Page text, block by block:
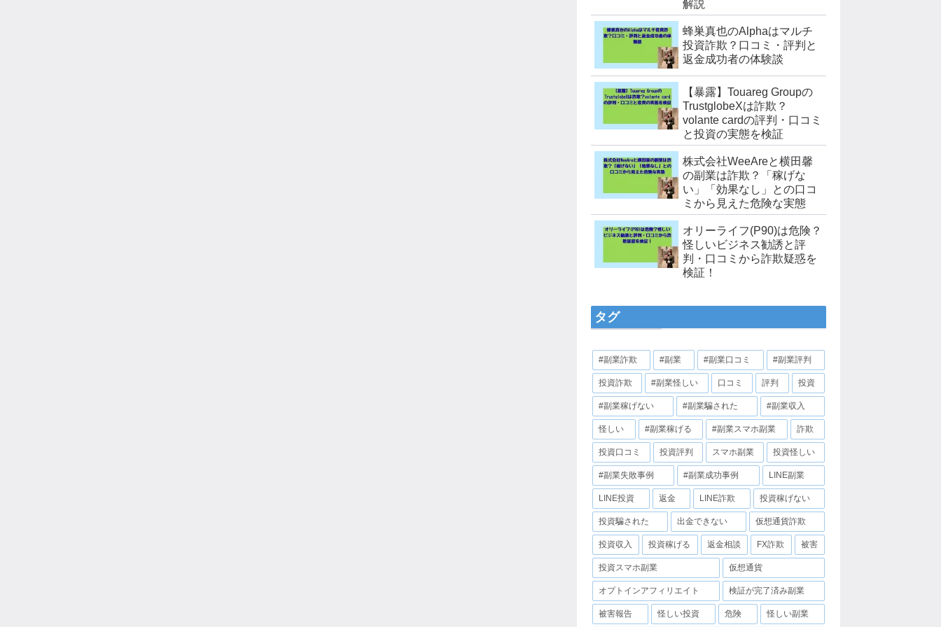
解説
蜂巣真也のAlphaはマルチ
投資詐欺？口コミ・評判と
返金成功者の体験談
【暴露】Touareg Groupの
TrustglobeXは詐欺？
volante cardの評判・口コミ
と投資の実態を検証
株式会社WeeAreと横田馨
の副業は詐欺？「稼げな
い」「効果なし」との口コ
ミから見えた危険な実態
オリーライフ(P90)は危険？
怪しいビジネス勧誘と評
判・口コミから詐欺疑惑を
検証！
タグ
#副業詐欺 #副業 #副業口コミ #副業評判
投資詐欺 #副業怪しい 口コミ 評判 投資
#副業稼げない #副業騙された #副業収入
怪しい #副業稼げる #副業スマホ副業 詐欺
投資口コミ 投資評判 スマホ副業 投資怪しい
#副業失敗事例 #副業成功事例 LINE副業
LINE投資 返金 LINE詐欺 投資稼げない
投資騙された 出金できない 仮想通貨詐欺
投資収入 投資稼げる 返金相談 FX詐欺 被害
投資スマホ副業 仮想通貨
オプトインアフィリエイト 検証が完了済み副業
被害報告 怪しい投資 危険 怪しい副業